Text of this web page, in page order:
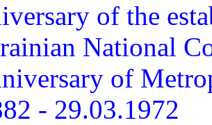
of the
National
of
- 29.03.1972